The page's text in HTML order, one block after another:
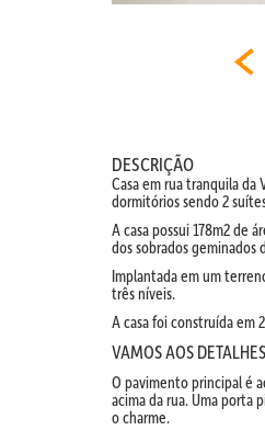
DESCRIÇÃO
Casa em rua tranquila da
dormitórios sendo 2
A casa possui 178m2 de
dos sobrados geminados
Implantada em um
três níveis.
A casa foi construída em
VAMOS AOS DETALHES
O pavimento principal é
acima da rua. Uma porta
o charme.